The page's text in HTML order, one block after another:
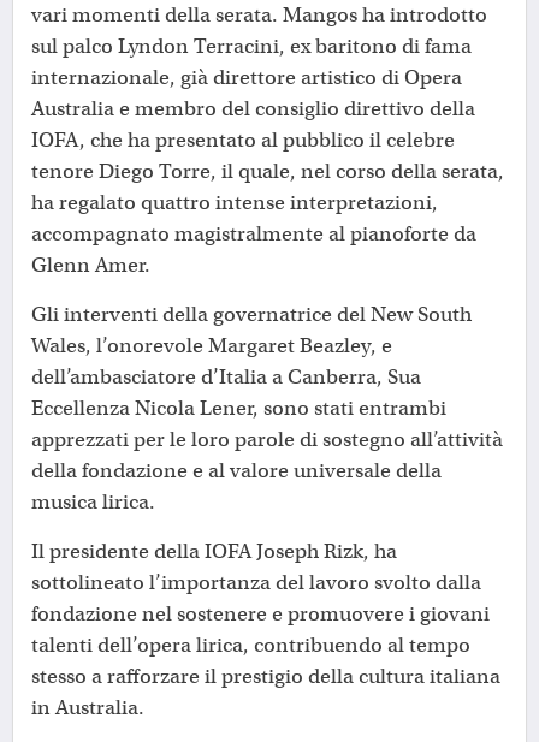
vari momenti della serata. Mangos ha introdotto
sul palco Lyndon Terracini, ex baritono di fama
internazionale, già direttore artistico di Opera
Australia e membro del consiglio direttivo della
IOFA, che ha presentato al pubblico il celebre
tenore Diego Torre, il quale, nel corso della serata,
ha regalato quattro intense interpretazioni,
accompagnato magistralmente al pianoforte da
Glenn Amer.
Gli interventi della governatrice del New South
Wales, l’onorevole Margaret Beazley, e
dell’ambasciatore d’Italia a Canberra, Sua
Eccellenza Nicola Lener, sono stati entrambi
apprezzati per le loro parole di sostegno all’attività
della fondazione e al valore universale della
musica lirica.
Il presidente della IOFA Joseph Rizk, ha
sottolineato l’importanza del lavoro svolto dalla
fondazione nel sostenere e promuovere i giovani
talenti dell’opera lirica, contribuendo al tempo
stesso a rafforzare il prestigio della cultura italiana
in Australia.